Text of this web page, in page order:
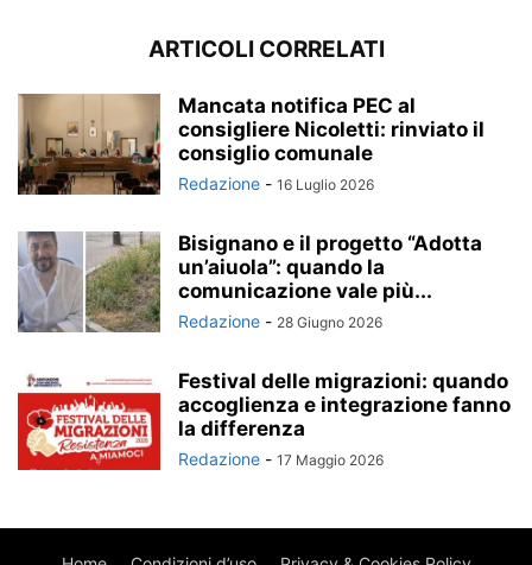
ARTICOLI CORRELATI
Mancata notifica PEC al
consigliere Nicoletti: rinviato il
consiglio comunale
Redazione - 16 Luglio 2026
Bisignano e il progetto “Adotta
un’aiuola”: quando la
comunicazione vale più...
Redazione - 28 Giugno 2026
Festival delle migrazioni: quando
accoglienza e integrazione fanno
la differenza
Redazione - 17 Maggio 2026